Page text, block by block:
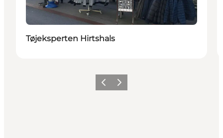
Tøjeksperten Hirtshals
ForrigeNeste